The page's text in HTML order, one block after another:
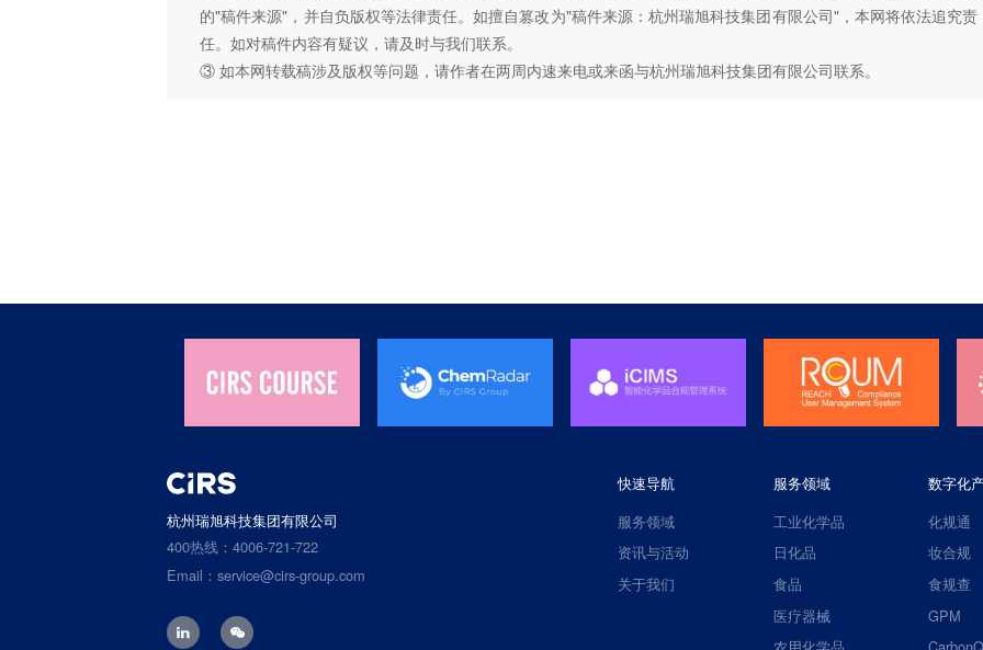
的"稿件来源"，并自负版权等法律责任。如擅自篡改为"稿件来源：杭州瑞旭科技集团有限公司"，本网将依法追究责
任。如对稿件内容有疑议，请及时与我们联系。
③ 如本网转载稿涉及版权等问题，请作者在两周内速来电或来函与杭州瑞旭科技集团有限公司联系。
杭州瑞旭科技集团有限公司
400热线：4006-721-722
Email：service@cirs-group.com
快速导航
服务领域
资讯与活动
关于我们
服务领域
工业化学品
日化品
食品
医疗器械
数字化
化规通
妆合规
食规查
GPM